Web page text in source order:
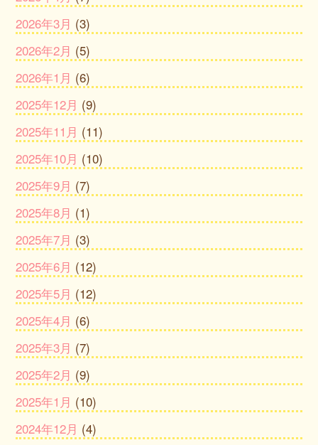
2026年3月 (3)
2026年2月 (5)
2026年1月 (6)
2025年12月 (9)
2025年11月 (11)
2025年10月 (10)
2025年9月 (7)
2025年8月 (1)
2025年7月 (3)
2025年6月 (12)
2025年5月 (12)
2025年4月 (6)
2025年3月 (7)
2025年2月 (9)
2025年1月 (10)
2024年12月 (4)